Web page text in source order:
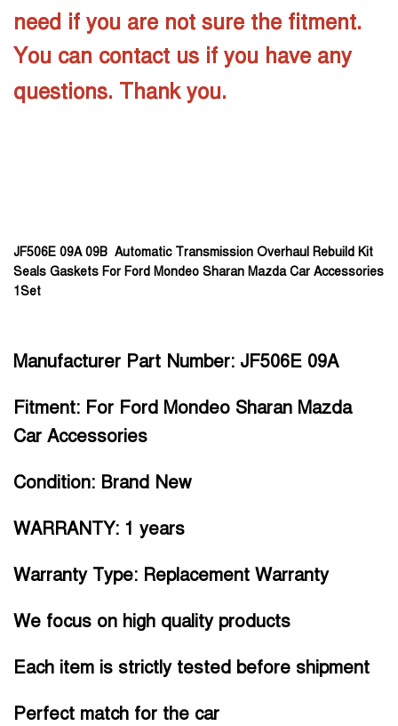
need if you are not sure the fitment.
You can contact us if you have any
questions. Thank you.
JF506E 09A 09B Automatic Transmission Overhaul Rebuild Kit
Seals Gaskets For Ford Mondeo Sharan Mazda Car Accessories
1Set
Manufacturer Part Number: JF506E 09A
Fitment: For Ford Mondeo Sharan Mazda
Car Accessories
Condition: Brand New
WARRANTY: 1 years
Warranty Type: Replacement Warranty
We focus on high quality products
Each item is strictly tested before shipment
Perfect match for the car